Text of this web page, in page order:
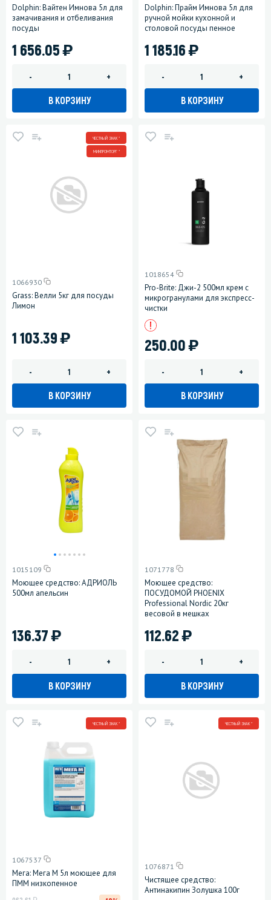
Dolphin: Вайтен Имнова 5л для
замачивания и отбеливания
посуды
1 656.05)
- +
В КОРЗИНУ
Dolphin: Прайм Имнова 5л для
ручной мойки кухонной и
столовой посуды пенное
1 185.16)
- +
В КОРЗИНУ
ЧЕСТНЫЙ ЗНАК *
МИНПРОМТОРГ *
1066930
Grass: Велли 5кг для посуды
Лимон
1 103.39)
- +
В КОРЗИНУ
1018654
Pro-Brite: Джи-2 500мл крем с
микрогранулами для экспресс-
чистки
250.00)
- +
В КОРЗИНУ
1015109
Моющее средство: АДРИОЛЬ
500мл апельсин
136.37)
- +
В КОРЗИНУ
1071778
Моющее средство:
ПОСУДОМОЙ PHOENIX
Professional Nordic 20кг
весовой в мешках
112.62)
- +
В КОРЗИНУ
ЧЕСТНЫЙ ЗНАК *
1067537
Мега: Мега М 5л моющее для
ПММ низкопенное
ЧЕСТНЫЙ ЗНАК *
1076871
Чистящее средство:
Антинакипин Золушка 100г